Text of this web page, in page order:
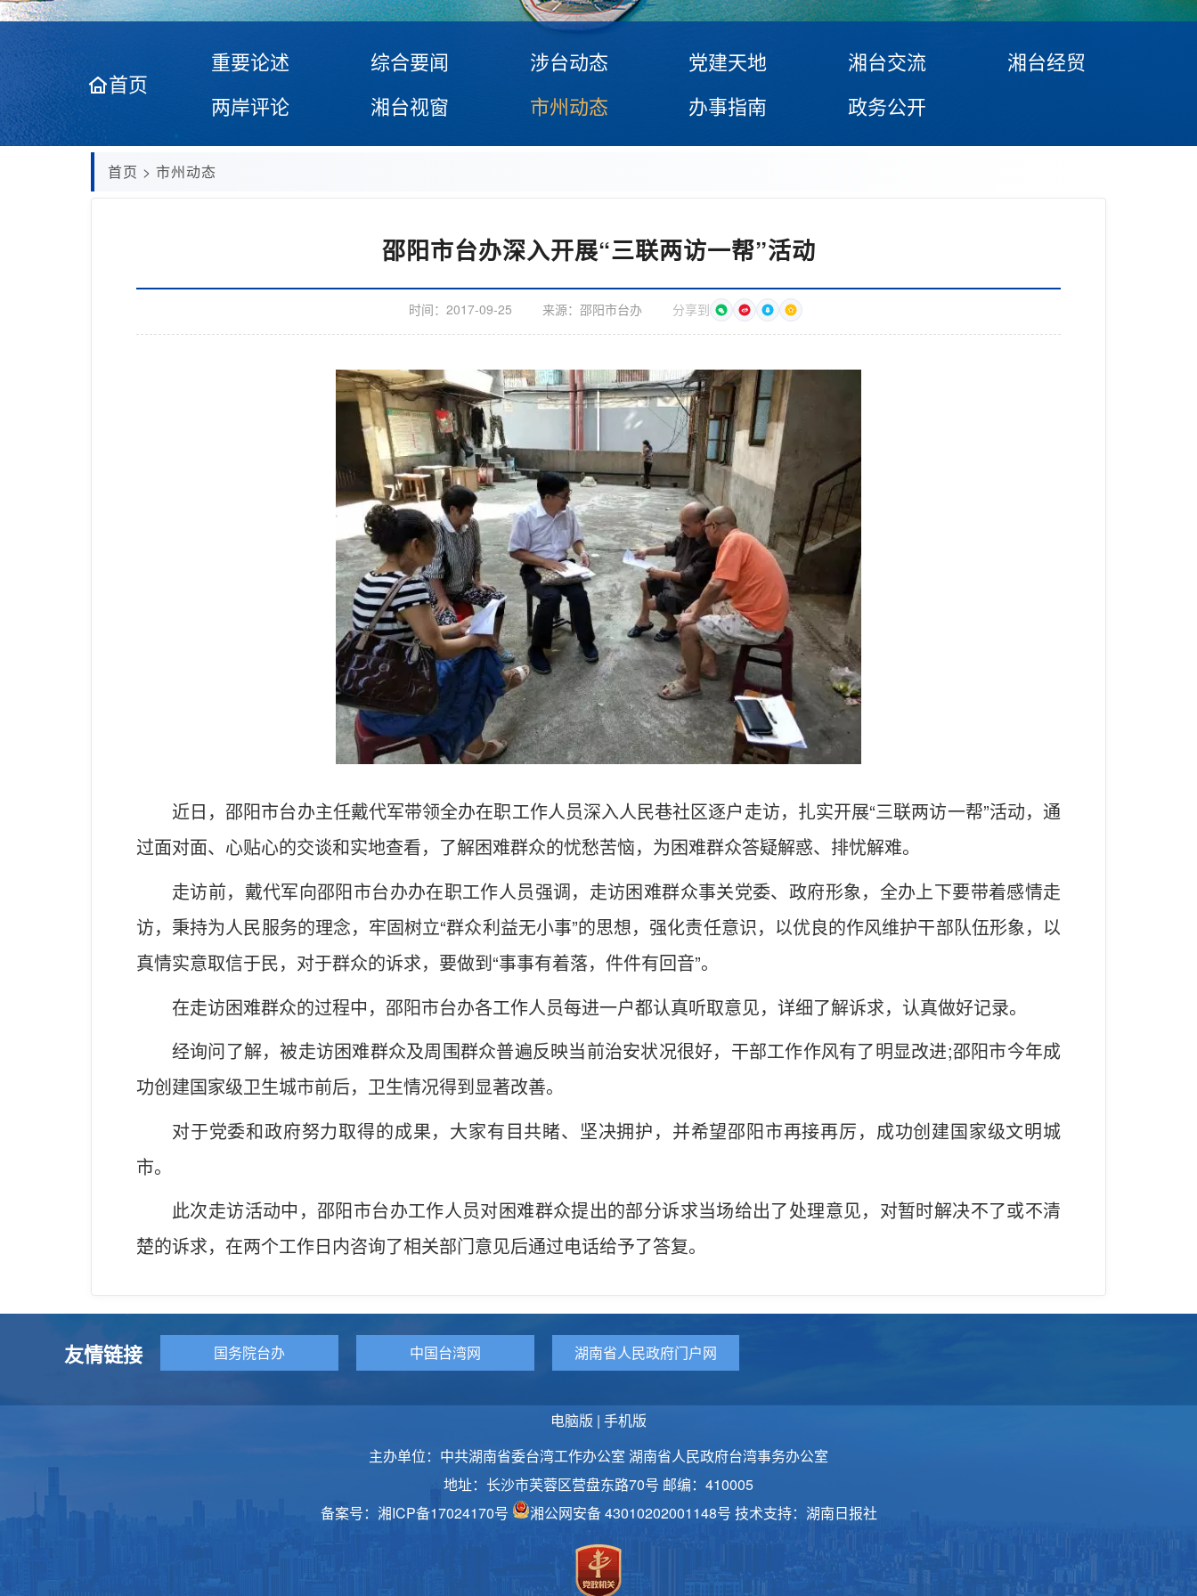
首页
重要论述 综合要闻 涉台动态 党建天地 湘台交流
湘台经贸
两岸评论
湘台视窗 市州动态 办事指南 政务公开
首页 > 市州动态
邵阳市台办深入开展“三联两访一帮”活动
时间： 2017-09-25 来源： 邵阳市台办 分享到
近日，邵阳市台办主任戴代军带领全办在职工作人员深入人民巷社区逐户走访，扎实开展“三联两访一帮”活动，通
过面对面、心贴心的交谈和实地查看，了解困难群众的忧愁苦恼，为困难群众答疑解惑、排忧解难。
走访前，戴代军向邵阳市台办办在职工作人员强调，走访困难群众事关党委、政府形象，全办上下要带着感情走
访，秉持为人民服务的理念，牢固树立“群众利益无小事”的思想，强化责任意识，以优良的作风维护干部队伍形象，以
真情实意取信于民，对于群众的诉求，要做到“事事有着落，件件有回音”。
在走访困难群众的过程中，邵阳市台办各工作人员每进一户都认真听取意见，详细了解诉求，认真做好记录。
经询问了解，被走访困难群众及周围群众普遍反映当前治安状况很好，干部工作作风有了明显改进;邵阳市今年成
功创建国家级卫生城市前后，卫生情况得到显著改善。
对于党委和政府努力取得的成果，大家有目共睹、坚决拥护，并希望邵阳市再接再厉，成功创建国家级文明城
市。
此次走访活动中，邵阳市台办工作人员对困难群众提出的部分诉求当场给出了处理意见，对暂时解决不了或不清
楚的诉求，在两个工作日内咨询了相关部门意见后通过电话给予了答复。
友情链接 国务院台办 中国台湾网 湖南省人民政府门户网
电脑版 | 手机版
主办单位：中共湖南省委台湾工作办公室 湖南省人民政府台湾事务办公室
地址：长沙市芙蓉区营盘东路70号 邮编：410005
备案号： 湘ICP备17024170号 湘公网安备 43010202001148号 技术支持：湖南日报社